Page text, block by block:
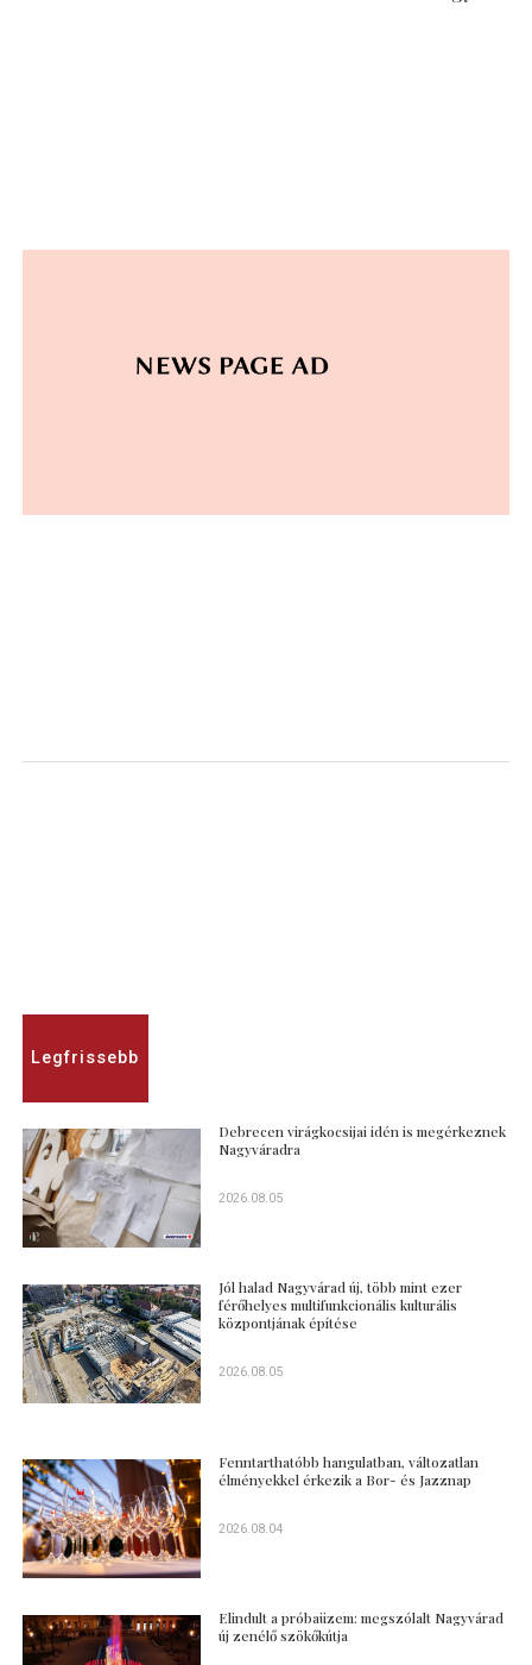
Legfrissebb
Debrecen virágkocsijai idén is megérkeznek
Nagyváradra
2026.08.05
Jól halad Nagyvárad új, több mint ezer
férőhelyes multifunkcionális kulturális
központjának építése
2026.08.05
Fenntarthatóbb hangulatban, változatlan
élményekkel érkezik a Bor- és Jazznap
2026.08.04
Elindult a próbaüzem: megszólalt Nagyvárad
új zenélő szökőkútja